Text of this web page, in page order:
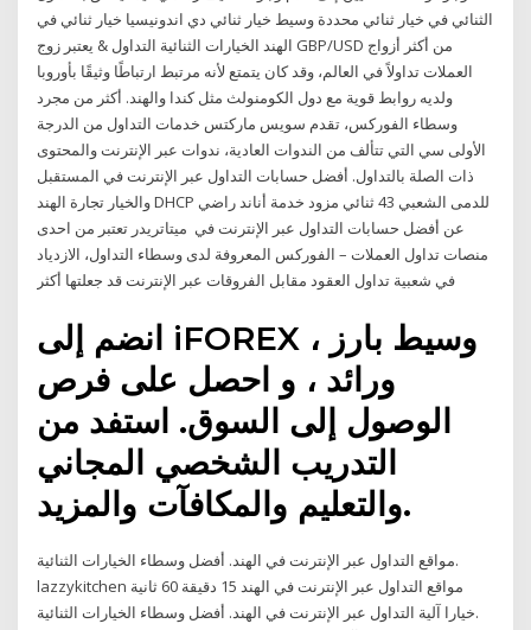
الثنائي في خيار ثنائي محددة وسيط خيار ثنائي دي اندونيسيا خيار ثنائي في
الهند الخيارات الثنائية التداول & يعتبر زوج GBP/USD من أكثر أزواج
العملات تداولاً في العالم، وقد كان يتمتع لأنه مرتبط ارتباطًا وثيقًا بأوروبا
ولديه روابط قوية مع دول الكومنولث مثل كندا والهند. أكثر من مجرد
وسطاء الفوركس، تقدم سويس ماركتس خدمات التداول من الدرجة
الأولى سي التي تتألف من الندوات العادية، ندوات عبر الإنترنت والمحتوى
ذات الصلة بالتداول. أفضل حسابات التداول عبر الإنترنت في المستقبل
والخيار تجارة الهند DHCP للدمى الشعبي 43 ثنائي مزود خدمة أناند راضي
عن أفضل حسابات التداول عبر الإنترنت في ميتاتريدر تعتبر من احدى
منصات تداول العملات – الفوركس المعروفة لدى وسطاء التداول، الازدياد
انضم إلى iFOREX ، وسيط بارز
ورائد ، و احصل على فرص
الوصول إلى السوق. استفد من
التدريب الشخصي المجاني
والتعليم والمكافآت والمزيد.
مواقع التداول عبر الإنترنت في الهند. أفضل وسطاء الخيارات الثنائية.
lazzykitchen مواقع التداول عبر الإنترنت في الهند 15 دقيقة 60 ثانية
خيارا آلية التداول عبر الإنترنت في الهند. أفضل وسطاء الخيارات الثنائية.